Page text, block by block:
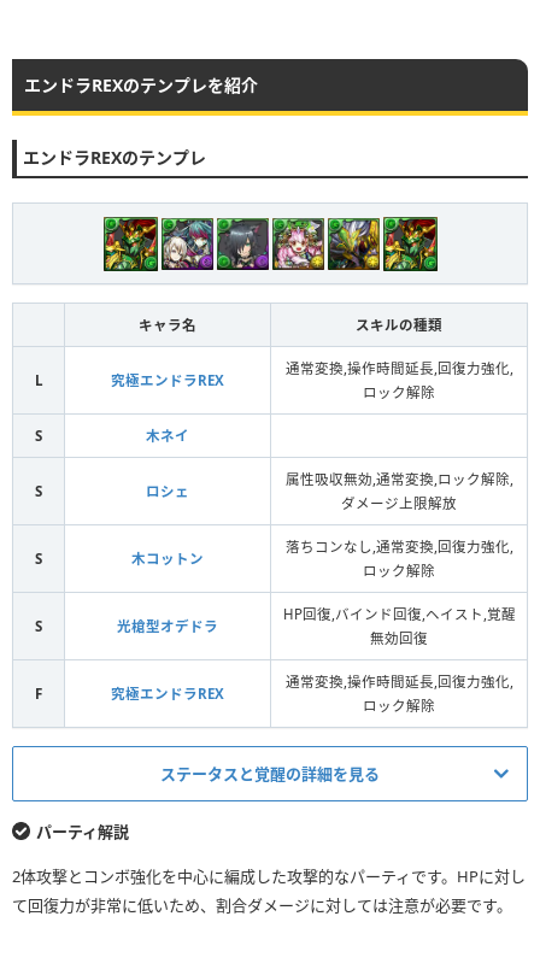
エンドラREXのテンプレを紹介
エンドラREXのテンプレ
キャラ名 スキルの種類
L 究極エンドラREX
通常変換,操作時間延長,回復力強化,
ロック解除
S 木ネイ
S ロシェ
属性吸収無効,通常変換,ロック解除,
ダメージ上限解放
S 木コットン
落ちコンなし,通常変換,回復力強化,
ロック解除
S 光槍型オデドラ
HP回復,バインド回復,ヘイスト,覚醒
無効回復
F 究極エンドラREX
通常変換,操作時間延長,回復力強化,
ロック解除
ステータスと覚醒の詳細を見る
適用前
（36337）
（4848）
パーティ解説
2体攻撃とコンボ強化を中心に編成した攻撃的なパーティです。HPに対し
て回復力が非常に低いため、割合ダメージに対しては注意が必要です。